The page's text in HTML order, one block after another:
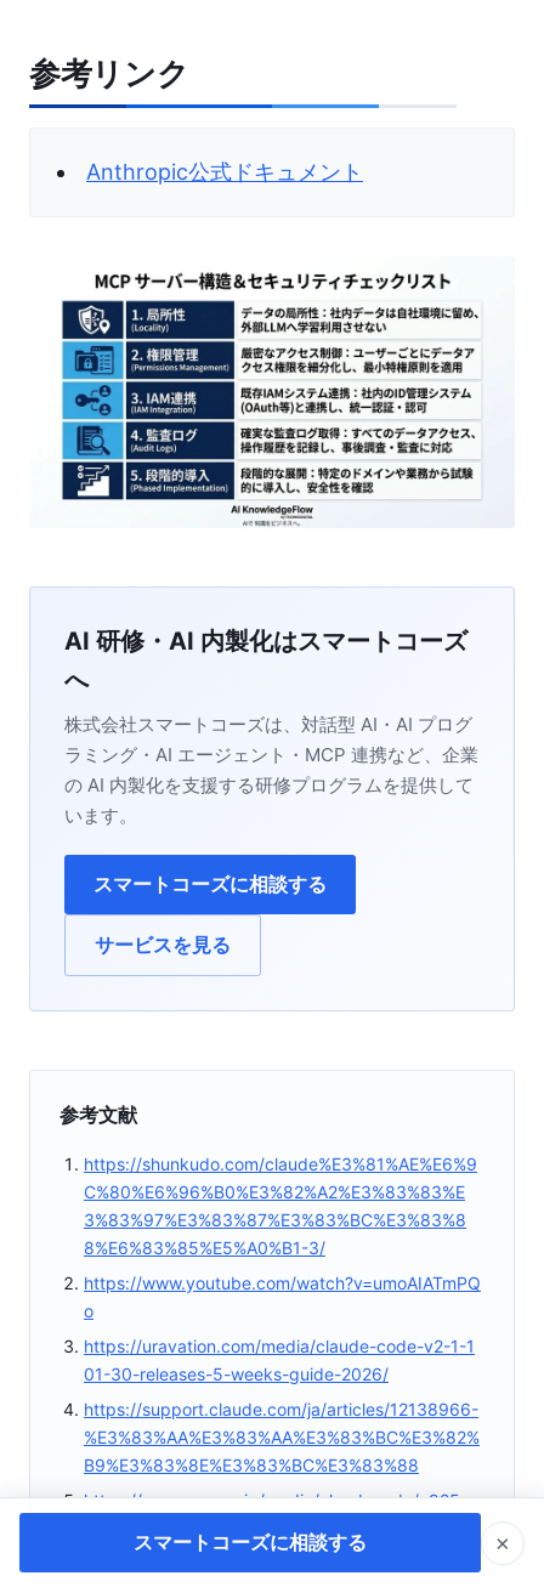
参考リンク
Anthropic公式ドキュメント
AI 研修・AI 内製化はスマートコーズ
へ
株式会社スマートコーズは、対話型 AI・AI プログ
ラミング・AI エージェント・MCP 連携など、企業
の AI 内製化を支援する研修プログラムを提供して
います。
スマートコーズに相談する
サービスを見る
参考文献
https://shunkudo.com/claude%E3%81%AE%E6%9
C%80%E6%96%B0%E3%82%A2%E3%83%83%E
3%83%97%E3%83%87%E3%83%BC%E3%83%8
8%E6%83%85%E5%A0%B1-3/
https://www.youtube.com/watch?v=umoAIATmPQ
o
https://uravation.com/media/claude-code-v2-1-1
01-30-releases-5-weeks-guide-2026/
https://support.claude.com/ja/articles/12138966-
%E3%83%AA%E3%83%AA%E3%83%BC%E3%82%
B9%E3%83%8E%E3%83%BC%E3%83%88
https://www.qes.co.jp/media/claudecode/a925
https://blog.serverworks.co.jp/claude-code-deskt
スマートコーズに相談する ×